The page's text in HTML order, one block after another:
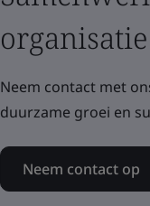
organisatie
Neem contact met
duurzame groei en
Neem contact op